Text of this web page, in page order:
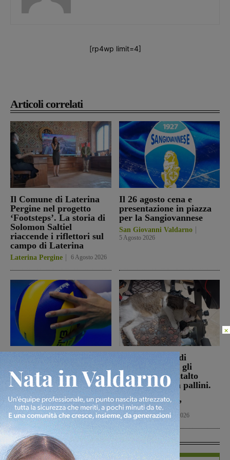
Articoli correlati
Il Comune di Laterina
Pergine nel progetto
‘Footsteps’. La storia di
Solomon Saltiel
riaccende i riflettori sul
campo di Laterina
Laterina Pergine 6 Agosto 2026
Il 26 agosto cena e
presentazione in piazza
per la Sangiovannese
San Giovanni Valdarno
5 Agosto 2026
La schiacciatrice Kalina
Pylinska l’ultimo tassello
della Passione Valdarno
Volley
Figline Incisa Valdarno
5 Agosto 2026
Ennesimo atto di
violenza contro gli
animali: a Montalto
gatto colpito da pallini.
Enpa: “Atto
ingiustificabile”
Cronaca 5 Agosto 2026
In Vetrina
[rp4wp limit=4]
×